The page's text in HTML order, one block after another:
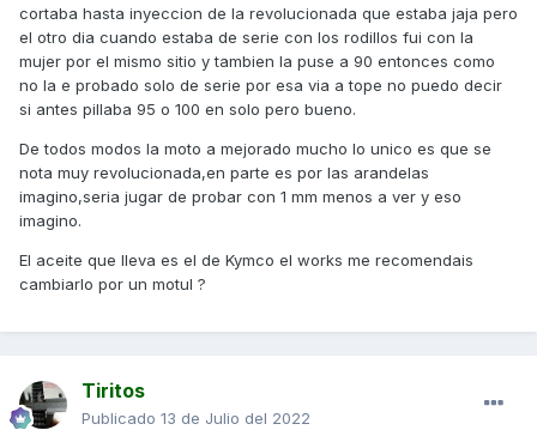
Un saludo
cortaba hasta inyeccion de la revolucionada que estaba jaja pero
el otro dia cuando estaba de serie con los rodillos fui con la
mujer por el mismo sitio y tambien la puse a 90 entonces como
no la e probado solo de serie por esa via a tope no puedo decir
si antes pillaba 95 o 100 en solo pero bueno.
De todos modos la moto a mejorado mucho lo unico es que se
nota muy revolucionada,en parte es por las arandelas
imagino,seria jugar de probar con 1 mm menos a ver y eso
imagino.
El aceite que lleva es el de Kymco el works me recomendais
cambiarlo por un motul ?
Tiritos
Publicado 13 de Julio del 2022